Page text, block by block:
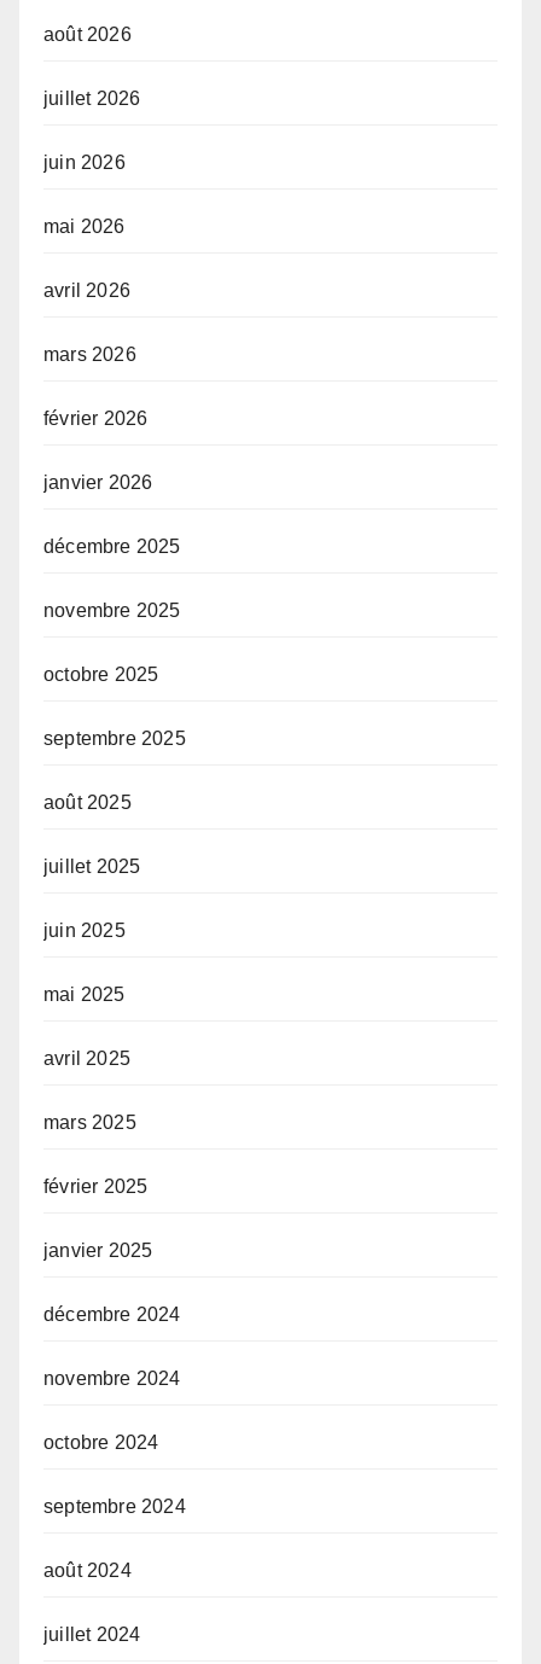
août 2026
juillet 2026
juin 2026
mai 2026
avril 2026
mars 2026
février 2026
janvier 2026
décembre 2025
novembre 2025
octobre 2025
septembre 2025
août 2025
juillet 2025
juin 2025
mai 2025
avril 2025
mars 2025
février 2025
janvier 2025
décembre 2024
novembre 2024
octobre 2024
septembre 2024
août 2024
juillet 2024